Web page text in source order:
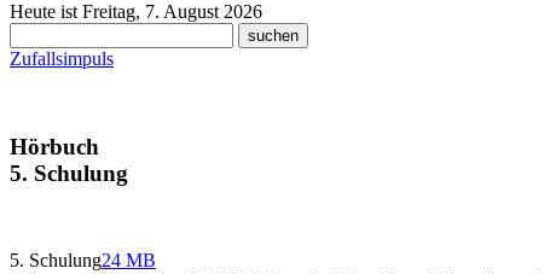
Heute ist Freitag, 7. August 2026
Zufallsimpuls
Hörbuch
5. Schulung
5. Schulung24 MB